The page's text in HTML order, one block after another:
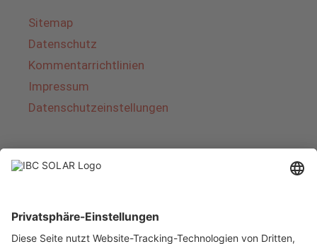
Sitemap
Datenschutz
Kommentarrichtlinien
Impressum
Datenschutzeinstellungen
Über IBC SOLAR
von Energielösungen und Dienstleistungen im
Bereich Photovoltaik und Speicher. Das